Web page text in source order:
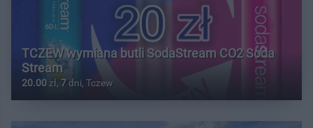
TCZEW wymiana butli SodaStream CO2 Soda
Stream
20.00 zł, 7 dni, Tczew